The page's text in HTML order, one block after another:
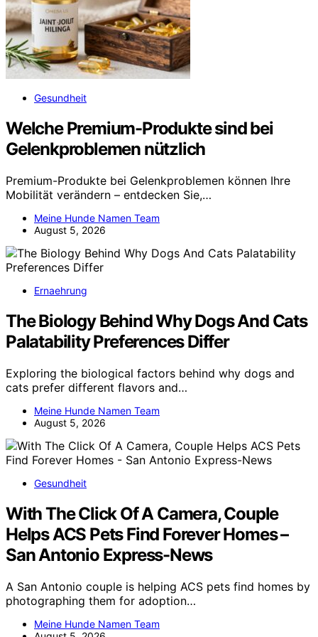
Gesundheit
Welche Premium-Produkte sind bei
Gelenkproblemen nützlich
Premium-Produkte bei Gelenkproblemen können Ihre
Mobilität verändern – entdecken Sie,…
Meine Hunde Namen Team
August 5, 2026
Ernaehrung
The Biology Behind Why Dogs And Cats
Palatability Preferences Differ
Exploring the biological factors behind why dogs and
cats prefer different flavors and…
Meine Hunde Namen Team
August 5, 2026
Gesundheit
With The Click Of A Camera, Couple
Helps ACS Pets Find Forever Homes –
San Antonio Express-News
A San Antonio couple is helping ACS pets find homes by
photographing them for adoption…
Meine Hunde Namen Team